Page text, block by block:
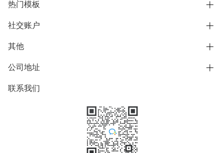
别墅设计营销
模型协同展示分享
别墅社区
别墅模板
热门模板
欧式别墅
中式别墅
日式别墅
社交账户
B站
抖音
微信公众号
其他
用户服务协议
隐私政策
公司地址
上海市浦东新区东方路1215-1217号
联系我们